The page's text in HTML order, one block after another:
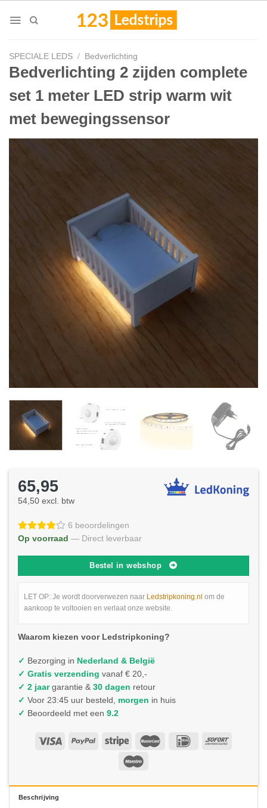
SPECIALE LEDS / Bedverlichting
Bedverlichting 2 zijden complete
set 1 meter LED strip warm wit
met bewegingssensor
65,95
54,50 excl. btw
6 beoordelingen
Op voorraad — Direct leverbaar
Bestel in webshop
LET OP: Je wordt doorverwezen naar Ledstripkoning.nl om de
aankoop te voltooien en verlaat onze website.
Waarom kiezen voor Ledstripkoning?
✓ Bezorging in Nederland & België
✓ Gratis verzending vanaf € 20,-
✓ 2 jaargarantie & 30 dagen retour
✓ Voor 23:45 uur besteld, morgen in huis
✓ Beoordeeld met een 9.2
Beschrijving